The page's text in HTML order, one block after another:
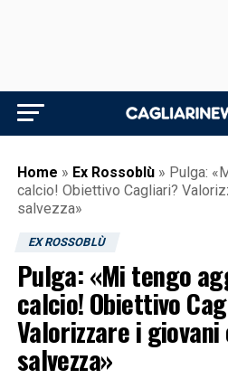
Home » Ex Rossoblù » Pulga:
calcio! Obiettivo Cagliari?
salvezza»
EX ROSSOBLÙ
Pulga: «Mi tengo
calcio! Obiettivo
Valorizzare i
salvezza»